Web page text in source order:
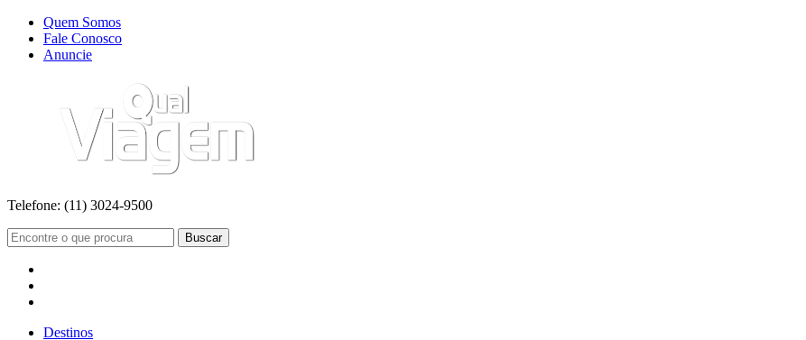
Quem Somos
Fale Conosco
Anuncie
Telefone: (11) 3024-9500
Buscar
Destinos